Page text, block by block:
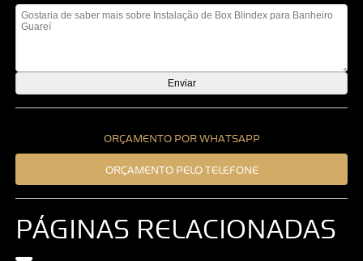
ORÇAMENTO POR WHATSAPP
ORÇAMENTO PELO TELEFONE
PÁGINAS RELACIONADAS